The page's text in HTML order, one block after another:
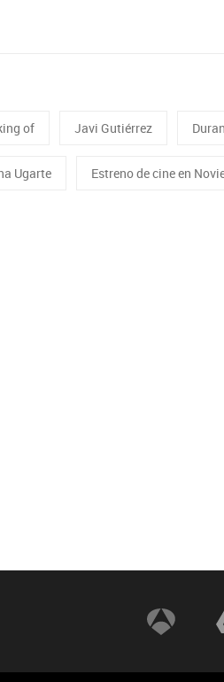
of Javi Gutiérrez
Ugarte Estreno de cine en